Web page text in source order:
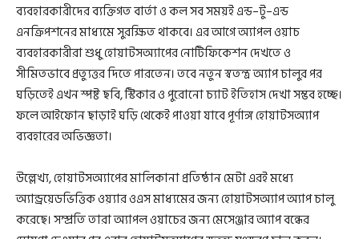
ব্যবহারকারীদের ব্যক্তিগত বার্তা ও কল সব সময়ই এন্ড–টু–এন্ড
এনক্রিপশনের মাধ্যমে সুরক্ষিত থাকবে। এর আগে অ্যাপল ওয়াচ
ব্যবহারকারীরা শুধু হোয়াটসঅ্যাপের নোটিফিকেশন দেখতে ও
সীমিতভাবে প্রত্যুত্তর দিতে পারতেন। তবে নতুন স্বতন্ত্র অ্যাপ চালুর পর
ঘড়িতেই এখন স্পষ্ট ছবি, স্টিকার ও পুরোনো চ্যাট ইতিহাস দেখা সম্ভব হচ্ছে।
ফলে আইফোন ছাড়াই ঘড়ি থেকেই পাওয়া যাবে পূর্ণাঙ্গ হোয়াটসঅ্যাপ
ব্যবহারের অভিজ্ঞতা।
উল্লেখ্য, হোয়াটসঅ্যাপের মালিকানা প্রতিষ্ঠান মেটা এরই মধ্যে
অ্যান্ড্রয়েডভিত্তিক ওয়্যার ওএস মাধ্যমের জন্য হোয়াটসঅ্যাপ অ্যাপ চালু
করেছে। সম্প্রতি তারা অ্যাপল ওয়াচের জন্য মেসেঞ্জার অ্যাপ বন্ধের